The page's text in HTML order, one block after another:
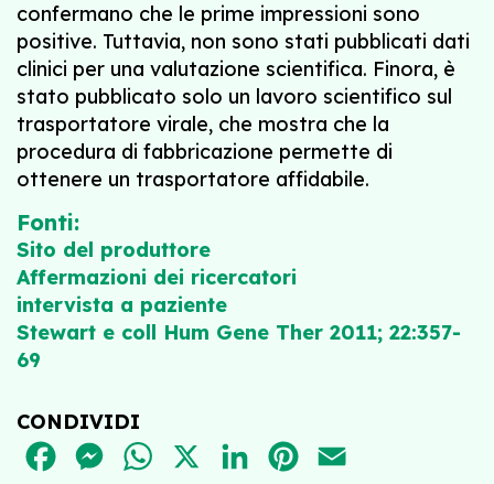
confermano che le prime impressioni sono
positive. Tuttavia, non sono stati pubblicati dati
clinici per una valutazione scientifica. Finora, è
stato pubblicato solo un lavoro scientifico sul
trasportatore virale, che mostra che la
procedura di fabbricazione permette di
ottenere un trasportatore affidabile.
Fonti:
Sito del produttore
Affermazioni dei ricercatori
intervista a paziente
Stewart e coll Hum Gene Ther 2011; 22:357-
69
CONDIVIDI
FACEBOOKMESSENGER
WHATSAPPLINKEDINPINTEREST